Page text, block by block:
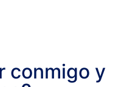
conmigo y